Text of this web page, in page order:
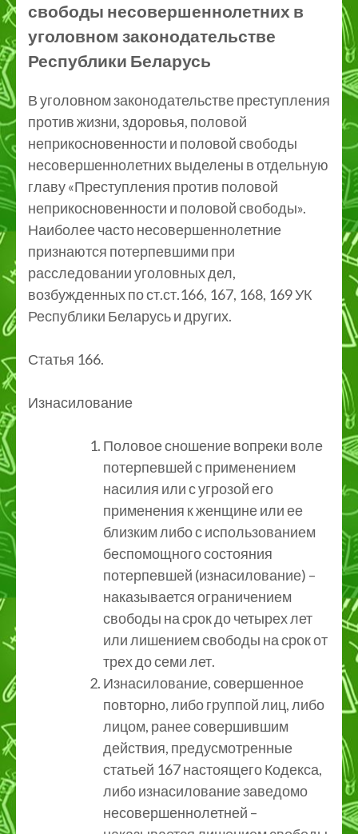
свободы несовершеннолетних в
уголовном законодательстве
Республики Беларусь
В уголовном законодательстве преступления
против жизни, здоровья, половой
неприкосновенности и половой свободы
несовершеннолетних выделены в отдельную
главу «Преступления против половой
неприкосновенности и половой свободы».
Наиболее часто несовершеннолетние
признаются потерпевшими при
расследовании уголовных дел,
возбужденных по ст.ст.166, 167, 168, 169 УК
Республики Беларусь и других.
Статья 166.
Изнасилование
Половое сношение вопреки воле
потерпевшей с применением
насилия или с угрозой его
применения к женщине или ее
близким либо с использованием
беспомощного состояния
потерпевшей (изнасилование) –
наказывается ограничением
свободы на срок до четырех лет
или лишением свободы на срок от
трех до семи лет.
Изнасилование, совершенное
повторно, либо группой лиц, либо
лицом, ранее совершившим
действия, предусмотренные
статьей 167 настоящего Кодекса,
либо изнасилование заведомо
несовершеннолетней –